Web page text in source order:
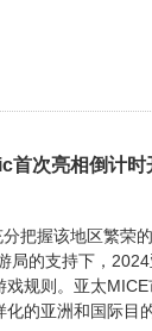
首次亮相倒计时
把握该地区繁荣
局的支持下，
规则。亚太
的亚洲和国际目